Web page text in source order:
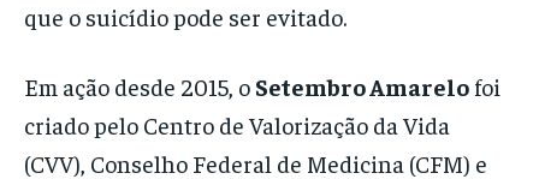
que o suicídio pode ser evitado.
Em ação desde 2015, o Setembro Amarelo foi
criado pelo Centro de Valorização da Vida
(CVV), Conselho Federal de Medicina (CFM) e